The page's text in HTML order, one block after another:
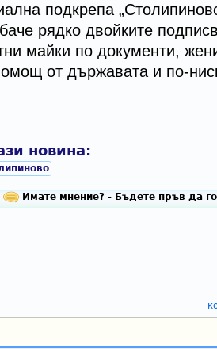
подкрепа
рядко двойките
майки по документи,
от държавата и по-
новина:
Имате мнение? - Бъдете пръв да го